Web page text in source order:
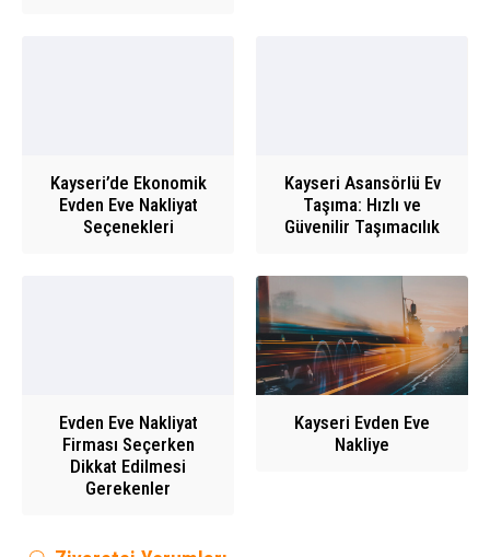
Kayseri’de Ekonomik
Evden Eve Nakliyat
Seçenekleri
Kayseri Asansörlü Ev
Taşıma: Hızlı ve
Güvenilir Taşımacılık
Evden Eve Nakliyat
Firması Seçerken
Dikkat Edilmesi
Gerekenler
Kayseri Evden Eve
Nakliye